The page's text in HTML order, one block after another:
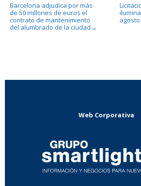
Barcelona adjudica por más
de 50 millones de euros el
contrato de mantenimiento
del alumbrado de la ciudad →
Web Corporativa